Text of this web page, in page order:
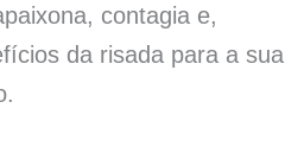
contagia e,
da risada para a sua